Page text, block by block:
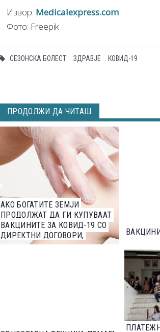
Извор: Medicalexpress.com
Фото: Freepik
СЕЗОНСКА БОЛЕСТ ЗДРАВЈЕ КОВИД-19
ПРОДОЛЖИ ДА ЧИТАШ
АКО БОГАТИТЕ ЗЕМЈИ
ПРОДОЛЖАТ ДА ГИ КУПУВААТ
ВАКЦИНИТЕ ЗА КОВИД-19 СО
ДИРЕКТНИ ДОГОВОРИ,
СИРОМАШНИТЕ ЌЕ СЕ
ВАКЦИНИ